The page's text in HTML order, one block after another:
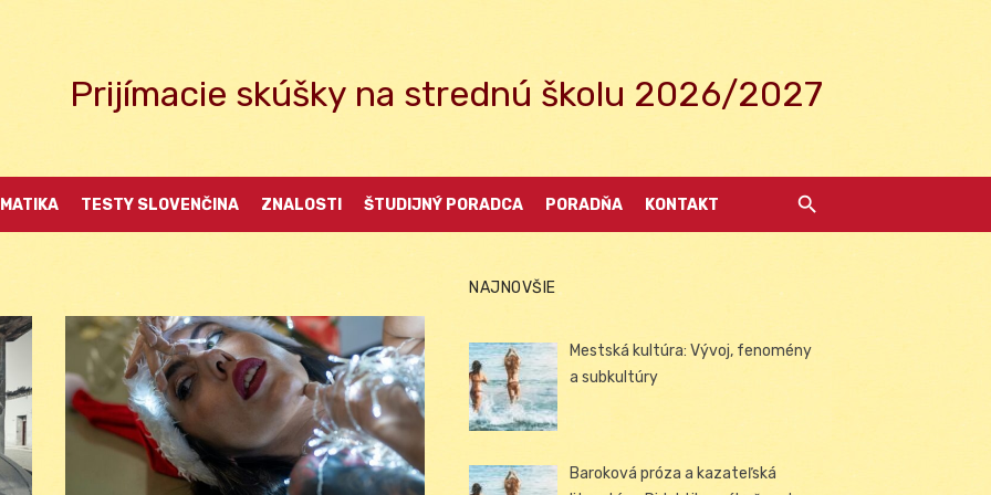
Prijímacie skúšky na strednú školu 2026/2027
TESTY SLOVENČINA ZNALOSTI ŠTUDIJNÝ PORADCA PORADŇA KONTAKT
NAJNOVŠIE
Mestská kultúra: Vývoj, fenomény
a subkultúry
Baroková próza a kazateľská